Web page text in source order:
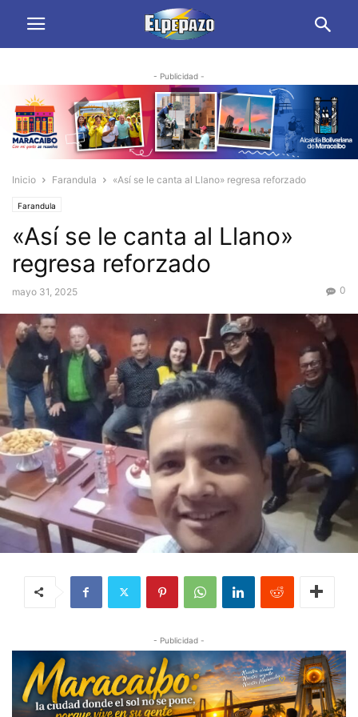
- Publicidad -
Inicio Farandula «Así se le canta al Llano» regresa reforzado
Farandula
«Así se le canta al Llano»
regresa reforzado
mayo 31, 2025 0
- Publicidad -